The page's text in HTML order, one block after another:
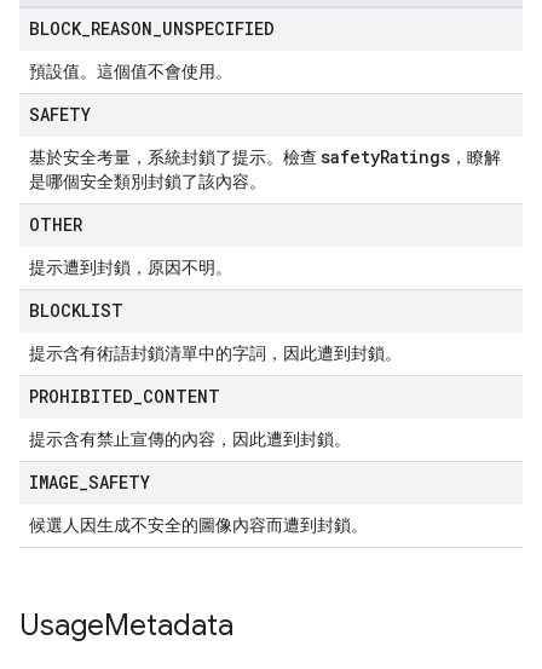
BLOCK_ REASON UNSPECIFIED
預設值。這個值不會使用。
SAFETY
基於安全考量，系統封鎖了提示。檢查 safetyRatings ，瞭解
是哪個安全類別封鎖了該內容。
OTHER
提示遭到封鎖，原因不明。
BLOCKLIST
提示含有術語封鎖清單中的字詞，因此遭到封鎖。
PROHIBITED CONTENT
提示含有禁止宣傳的內容，因此遭到封鎖。
IMAGE SAFETY
候選人因生成不安全的圖像內容而遭到封鎖。
UsageMetadata